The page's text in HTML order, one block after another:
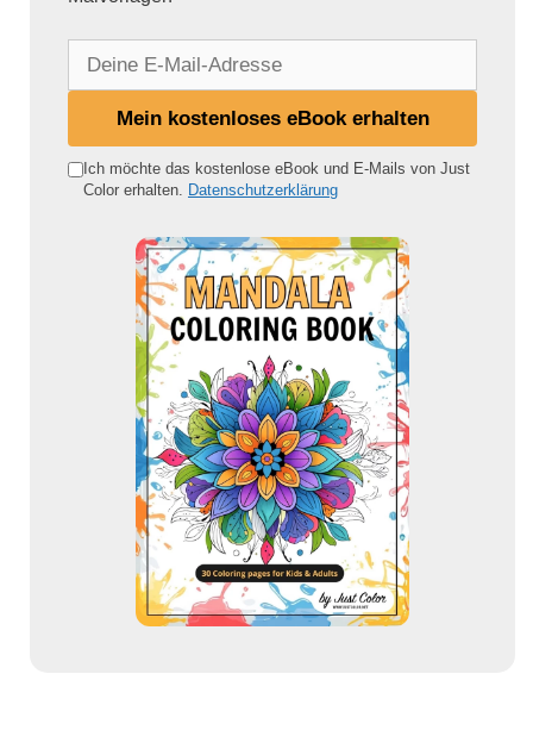
e
Mein kostenloses eBook erhalten
Ich möchte das kostenlose eBook und E-Mails von Just
Color erhalten. Datenschutzerklärung